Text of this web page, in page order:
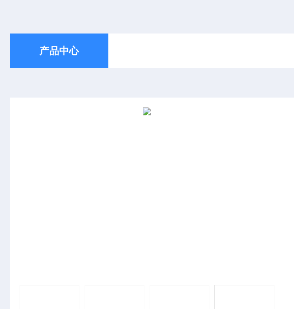
产品中心